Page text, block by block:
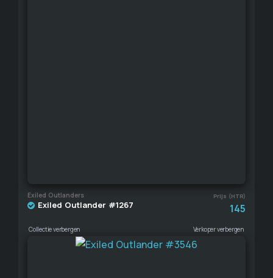
Exiled Outlanders Prijs (HTR)
Exiled Outlander #1267 145
Collectie verbergen Verkoper verbergen